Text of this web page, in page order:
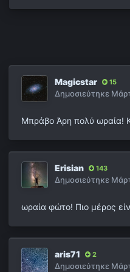
Magicstar 15
Δημοσιεύτηκε
Μπράβο Άρη πολύ ωραία!
Erisian 143
Δημοσιεύτηκε
ωραία φώτο! Πιο μέρος
aris71 2
Δημοσιεύτηκε